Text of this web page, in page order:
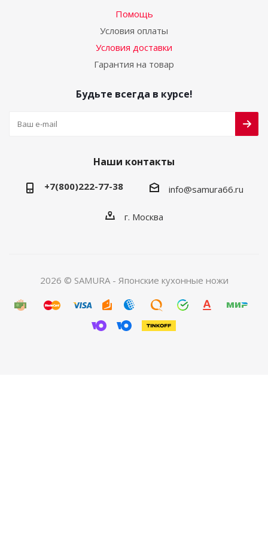
Помощь
Условия оплаты
Условия доставки
Гарантия на товар
Будьте всегда в курсе!
Наши контакты
+7(800)222-77-38 info@samura66.ru
г. Москва
2026 © SAMURA - Японские кухонные ножи